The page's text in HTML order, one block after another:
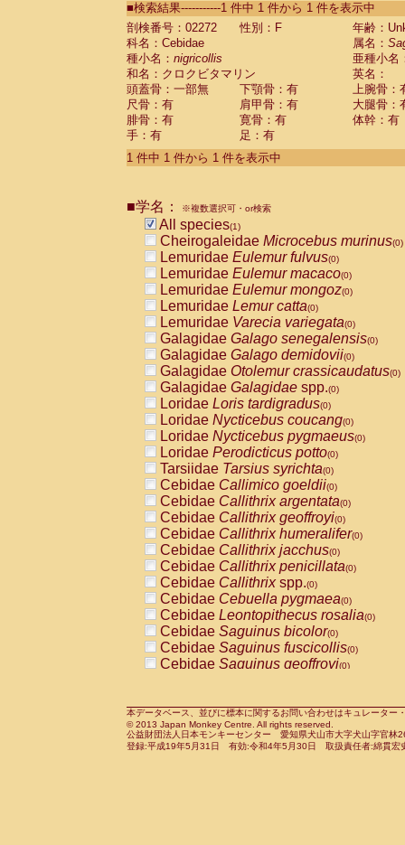
CebidaeSaguinus labiatus(0)
Cebidae Saguinus leucopus (0)
Cebidae
CebidaeSaguinus mystax
CebidaeSaguinus nigricollis (1)
Cebidae Saguinus oedipus
Cebidae Saguinus weddelli
Cebidae Saguinusspp.
Cebidae Aotus trivirgatus
Cebidae Cebus albifrons
CebidaeCebus nigrivittatus
CebidaeCebus
CebidaeSaimiri boliviensis(0)
CebidaeSaimiri sciureus(0)
AtelidaeAlouatta caraya(0)
AtelidaeAlouatta fusca(0)
AtelidaeAlouatta seniculus
AtelidaeAlouattaspp.(0)
AtelidaeAteles belzebuth(0)
AtelidaeAteles geoffroyi(0)
AtelidaeAteles paniscus(0)
AtelidaeAtelesspp.(0)
Atelidae Lagothrix lagothricha
AtelidaeLagothrix lagothricha cana
PitheciidaeCacajao calvus
PitheciidaeCallicebus cupreus
PitheciidaeCallicebus donacophilus
PitheciidaeCallicebus moloch
PitheciidaeCallicebus torquatus
PitheciidaeCallicebusspp.(0)
PitheciidaeChiropotes satanas(0)
PitheciidaePithecia monachus
PitheciidaePithecia pithecia(0)
CercopithecidaeCercocebus agilis
CercopithecidaeCercocebus
CercopithecidaeCercocebus
CercopithecidaeCercocebus
CercopithecidaeCercocebus
CercopithecidaeCercocebushybrid
CercopithecidaePapio anubis(0)
CercopithecidaePapio cynocephalus
CercopithecidaePapio hamadryas(0)
■検索結果-----------1 件中 1 件から 1 件を表示中
剖検番号：02272
性別：F
年齢：
科名：Cebidae
属名：
種小名： nigricollis
亜種小名
和名：クロクビタマリン
英名：
頭蓋骨：一部無
下顎骨：有
上腕骨：
尺骨：有
肩甲骨：有
大腿骨：
腓骨：有
寛骨：有
体幹：有
手：有
足：有
1 件中 1 件から 1 件を表示中
■学名： ※複数選択可・or検索
All species(1)
Cheirogaleidae Microcebus murinus(0)
Lemuridae Eulemur fulvus(0)
Lemuridae Eulemur macaco(0)
Lemuridae Eulemur mongoz(0)
Lemuridae Lemur catta(0)
Lemuridae Varecia variegata(0)
Galagidae Galago senegalensis(0)
Galagidae Galago demidovii(0)
Galagidae Otolemur crassicaudatus(0)
Galagidae Galagidae spp.(0)
Loridae Loris tardigradus(0)
Loridae Nycticebus coucang(0)
Loridae Nycticebus pygmaeus(0)
Loridae Perodicticus potto(0)
Tarsiidae Tarsius syrichta(0)
Cebidae Callimico goeldii(0)
Cebidae Callithrix argentata(0)
Cebidae Callithrix geoffroyi(0)
Cebidae Callithrix humeralifer(0)
Cebidae Callithrix jacchus(0)
Cebidae Callithrix penicillata(0)
Cebidae Callithrixspp.(0)
Cebidae Cebuella pygmaea(0)
Cebidae Leontopithecus rosalia(0)
Cebidae Saguinus bicolor(0)
Cebidae Saguinus fuscicollis(0)
Cebidae Saguinus geoffroyi(0)
CebidaeSaguinus leucopus(0)
CebidaeSaguinus midas(0)
Cebidae Saguinus mystax(0)
本データベース、並びに標本に関するお問い合わせはキュレータ
© 2013 Japan Monkey Centre. All rights reserved.
公益財団法人日本モンキーセンター 愛知県犬山市大字犬山字官
登録:平成19年5月31日 有効:令和4年5月30日 取扱責任者:綿貫宏